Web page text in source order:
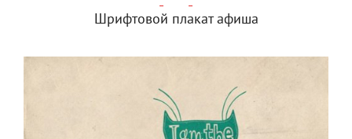
Шрифтовой плакат афиша